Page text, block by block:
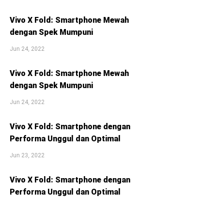
Vivo X Fold: Smartphone Mewah
dengan Spek Mumpuni
Jun 24, 2022
Vivo X Fold: Smartphone Mewah
dengan Spek Mumpuni
Jun 24, 2022
Vivo X Fold: Smartphone dengan
Performa Unggul dan Optimal
Jun 23, 2022
Vivo X Fold: Smartphone dengan
Performa Unggul dan Optimal